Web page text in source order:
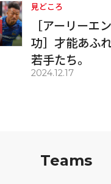
見どころ
［アーリーエ
功］才能あふ
若手たち。
2024.12.17
Teams